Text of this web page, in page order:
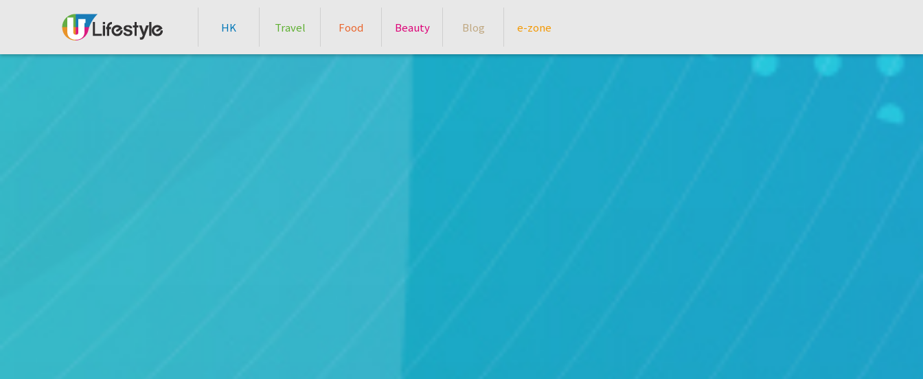
HK Travel Food Beauty Blog e-zone